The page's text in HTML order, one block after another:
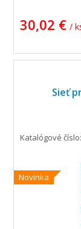
30,02 € /
Sieť
Novinka
Katalógové